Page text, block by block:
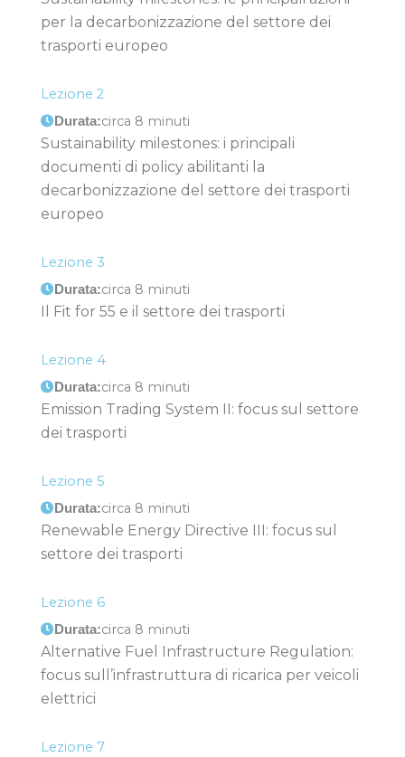
per la decarbonizzazione del settore dei
trasporti europeo
Lezione 2
Durata:circa 8 minuti
Sustainability milestones: i principali
documenti di policy abilitanti la
decarbonizzazione del settore dei trasporti
europeo
Lezione 3
Durata:circa 8 minuti
Il Fit for 55 e il settore dei trasporti
Lezione 4
Durata:circa 8 minuti
Emission Trading System II: focus sul settore
dei trasporti
Lezione 5
Durata:circa 8 minuti
Renewable Energy Directive III: focus sul
settore dei trasporti
Lezione 6
Durata:circa 8 minuti
Alternative Fuel Infrastructure Regulation:
focus sull’infrastruttura di ricarica per veicoli
elettrici
Lezione 7